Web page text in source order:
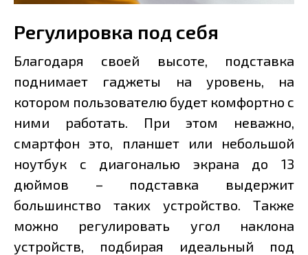
Регулировка под себя
Благодаря своей высоте, подставка
поднимает гаджеты на уровень, на
котором пользователю будет комфортно с
ними работать. При этом неважно,
смартфон это, планшет или небольшой
ноутбук с диагональю экрана до 13
дюймов – подставка выдержит
большинство таких устройство. Также
можно регулировать угол наклона
устройств, подбирая идеальный под